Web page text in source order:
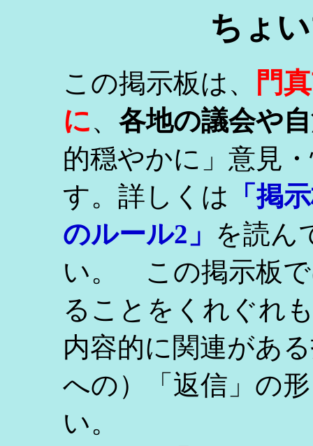
ちょ
この掲示板は、
門
に、 各地の議会や
的穏やかに」意見
す。詳しくは
「掲
のルール2」 を読ん
い。 この掲示板で
ることをくれぐれ
内容的に関連があ
への）「返信」の
い。